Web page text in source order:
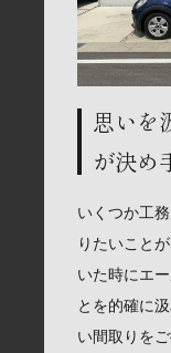
思いを
が決め
いくつか工
りたいこと
いた時にエ
とを的確に
い間取りを